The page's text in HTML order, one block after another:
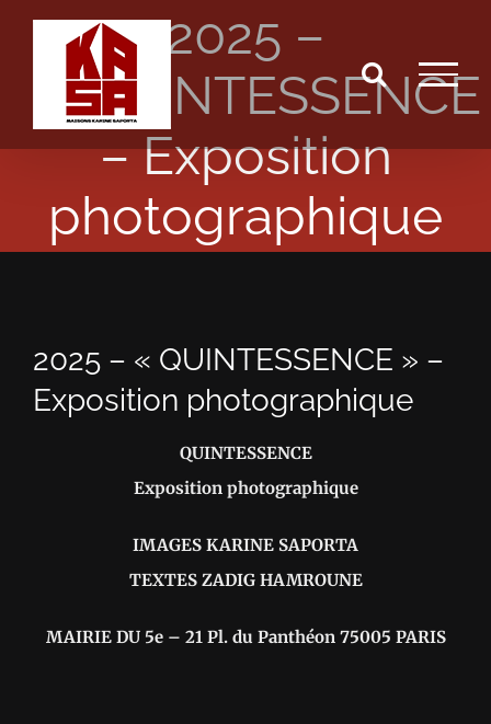
Passer
2025 –
«
– Exposition
photographique
2025 – « QUINTESSENCE » –
Exposition photographique
QUINTESSENCE
Exposition photographique
IMAGES KARINE SAPORTA
TEXTES ZADIG HAMROUNE
MAIRIE DU 5e – 21 Pl. du Panthéon 75005 PARIS